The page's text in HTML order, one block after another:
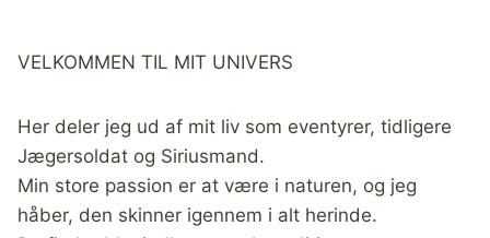
VELKOMMEN TIL MIT UNIVERS
Her deler jeg ud af mit liv som eventyrer, tidligere
Jægersoldat og Siriusmand.
Min store passion er at være i naturen, og jeg
håber, den skinner igennem i alt herinde.